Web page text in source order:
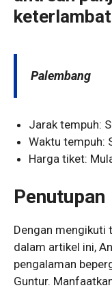
Palembang
Jarak tempuh:
Waktu tempuh:
Harga tiket:
Penutupan
Dengan mengikuti
dalam artikel ini,
pengalaman
Guntur.